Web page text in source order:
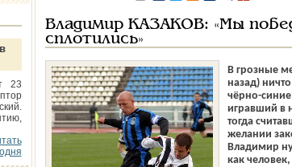
23
Владимир КАЗАКОВ: «Мы
сплотились»
В грозные
назад)
чёрно-
игравший в
тогда
желании
Владимир
как